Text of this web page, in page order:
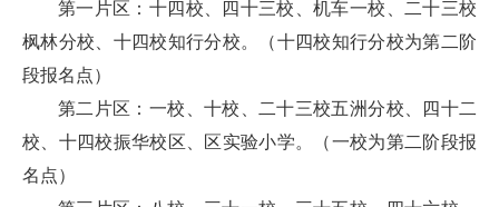
第一片区：十四校、四十三校、机车一校、二十三校
枫林分校、十四校知行分校。（十四校知行分校为第二阶
段报名点）
第二片区：一校、十校、二十三校五洲分校、四十二
校、十四校振华校区、区实验小学。（一校为第二阶段报
名点）